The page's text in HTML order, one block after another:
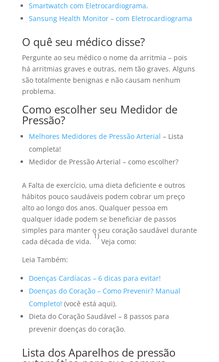
Smartwatch com Eletrocardiograma.
Sansung Health Monitor – com Eletrocardiograma
O quê seu médico disse?
Pergunte ao seu médico o nome da arritmia – pois
há arritmias graves e outras, nem tão graves. Alguns
são totalmente benignas e não causam nenhum
problema.
Como escolher seu Medidor de
Pressão?
Melhores Medidores de Pressão Arterial – Lista
completa!
Medidor de Pressão Arterial – como escolher?
A Falta de exercício, uma dieta deficiente e outros
hábitos pouco saudáveis podem cobrar um preço
alto ao longo dos anos. Qualquer pessoa em
qualquer idade podem se beneficiar de passos
simples para manter o seu coração saudável durante
cada década de vida.
1)
Veja como:
Leia Também:
Doenças Cardíacas – 6 dicas para evitar!
Doenças do Coração – Como Prevenir? Manual
Completo! (você está aqui).
Dieta do Coração Saudável – 8 passos para
prevenir doenças do coração.
Lista dos Aparelhos de pressão